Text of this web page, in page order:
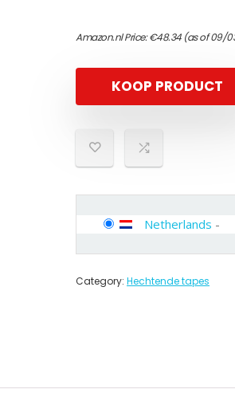
Amazon.nl Price:€48.34(as of 09/
KOOP PRODUCT
Netherlands -
Category: Hechtende tapes